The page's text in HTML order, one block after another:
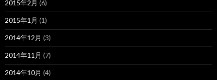
2015年2月 (6)
2015年1月 (1)
2014年12月 (3)
2014年11月 (7)
2014年10月 (4)